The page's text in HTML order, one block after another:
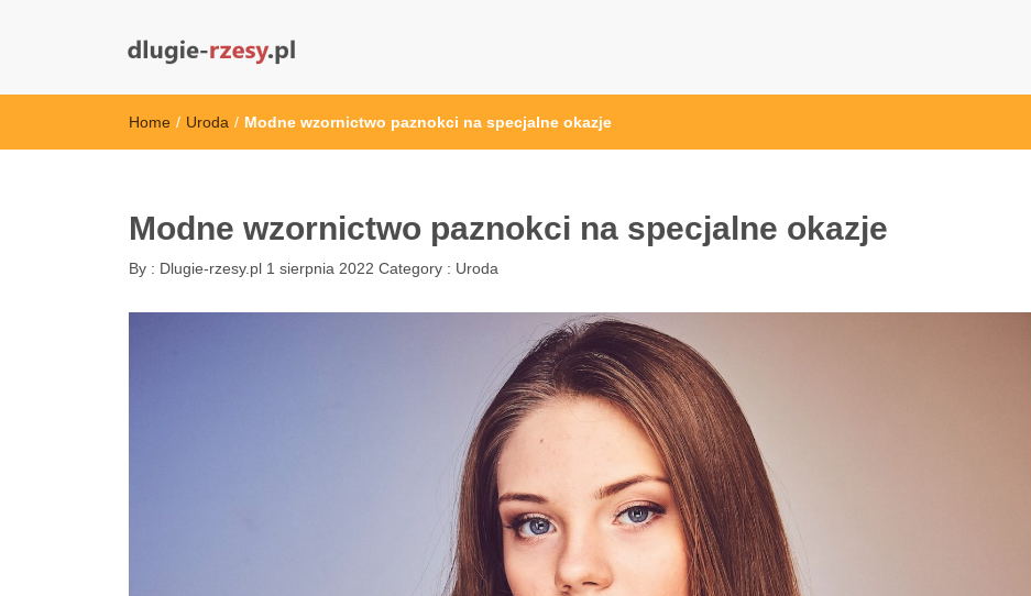
Home / Uroda / Modne wzornictwo paznokci na specjalne okazje
Modne wzornictwo paznokci na specjalne okazje
By : Dlugie-rzesy.pl 1 sierpnia 2022 Category : Uroda